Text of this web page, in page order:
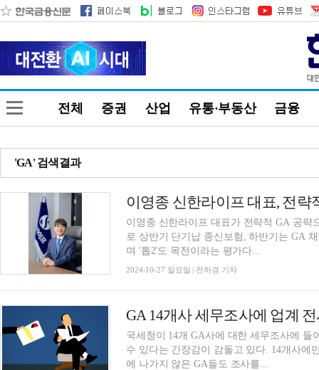
전체 증권 산업 유통·부동산 금융
'GA' 검색결과
이영종 신한라이프 대표가 전략적 GA 공략
로 상반기 단기납 종신보험, 하반기는 GA
며 '톱2'도 목전이라는 평가다...
2024-10-27 일요일 | 전하경 기자
GA 14개사 세무조사에 업계
국세청이 14개 GA사에 대한 세무조사에
수 있다는 긴장감이 감돌고 있다. 14개사에
에 나가지 않은 GA들도 조사를...